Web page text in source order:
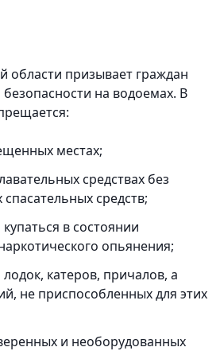
области призывает граждан
на водоемах. В
местах;
средствах без
средств;
в состоянии
опьянения;
катеров, причалов, а
не приспособленных для этих
и необорудованных